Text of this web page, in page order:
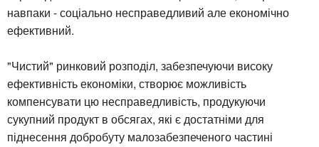
навпаки - соціально несправедливий але економічно
ефективний.
"Чистий" ринковий розподіл, забезпечуючи високу
ефективність економіки, створює можливість
компенсувати цю несправедливість, продукуючи
сукупний продукт в обсягах, які є достатніми для
піднесення добробуту малозабезпеченого частині